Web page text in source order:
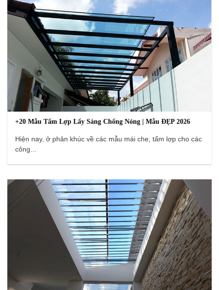
+20 Mẫu Tấm Lợp Lấy Sáng Chống Nóng | Mẫu ĐẸP 2026
Hiện nay, ở phân khúc về các mẫu mái che, tấm lợp cho các
công...